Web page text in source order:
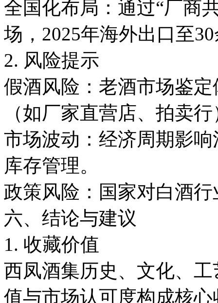
全国化布局：通过“厂商
场，2025年海外出口至
2. 风险提示
假酒风险：老酒市场鉴
（如厂家直营店、拍卖
市场波动：经济周期影
库存管理。
政策风险：国家对白酒
六、结论与建议
1. 收藏价值
西凤酒集历史、文化、
值与市场认可度构成核